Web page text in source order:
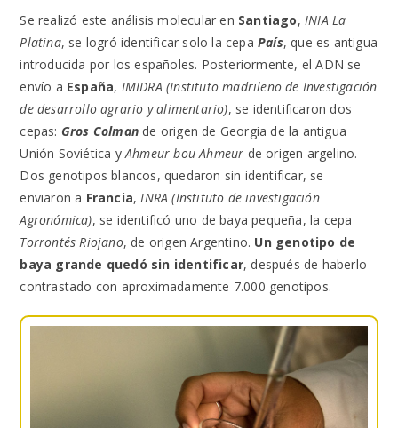
Se realizó este análisis molecular en Santiago, INIA La
Platina, se logró identificar solo la cepa País, que es antigua
introducida por los españoles. Posteriormente, el ADN se
envío a España, IMIDRA (Instituto madrileño de Investigación
de desarrollo agrario y alimentario), se identificaron dos
cepas: Gros Colman de origen de Georgia de la antigua
Unión Soviética y Ahmeur bou Ahmeur de origen argelino.
Dos genotipos blancos, quedaron sin identificar, se
enviaron a Francia, INRA (Instituto de investigación
Agronómica), se identificó uno de baya pequeña, la cepa
Torrontés Riojano, de origen Argentino. Un genotipo de
baya grande quedó sin identificar, después de haberlo
contrastado con aproximadamente 7.000 genotipos.